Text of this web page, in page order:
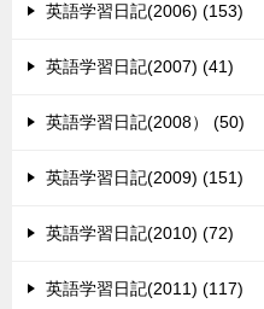
英語学習日記(2006) (153)
英語学習日記(2007) (41)
英語学習日記(2008） (50)
英語学習日記(2009) (151)
英語学習日記(2010) (72)
英語学習日記(2011) (117)